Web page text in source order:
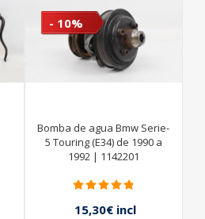
- 10%
Bomba de agua Bmw Serie-
5 Touring (E34) de 1990 a
1992 | 1142201
15,30€ incl